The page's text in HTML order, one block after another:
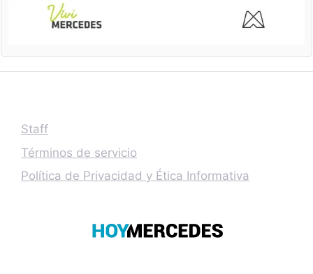
Staff
Términos de servicio
Política de Privacidad y Ética Informativa